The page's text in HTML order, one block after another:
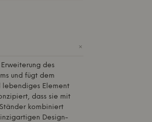
+
des
und fügt dem
lebendiges Element
dass sie mit
kombiniert
Design-